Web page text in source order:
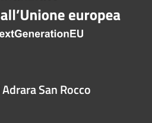
San Rocco